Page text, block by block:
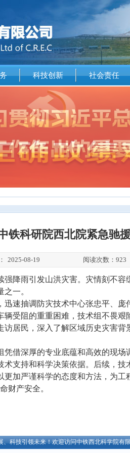
科技创新 社会责任
铁科研院西北院紧急驰
2025-08-19 阅读次数： 923
降雨引发山洪灾害。灾情刻不
一。
速抽调防灾技术中心张忠平、庞
受阻的重重困难，技术组不畏
居民，深入了解区域历史灾害
借深厚的专业底蕴和高效的现场
支持和科学决策依据。后续，
加严谨科学的态度和方法，为工
财产安全。
技引领未来！欢迎访问中铁西北科学院有限